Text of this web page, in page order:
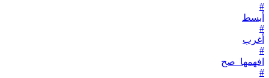
#
أبسط
#
أغرب
#
افهمها_صح
#